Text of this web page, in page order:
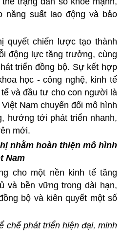
năng suất lao động và bảo
quyết chiến lược tạo thành
động lực tăng trưởng, cùng
triển đồng bộ. Sự kết hợp
học - công nghệ, kinh tế
và đầu tư cho con người là
Nam chuyển đổi mô hình
hướng tới phát triển nhanh,
mới.
nhằm hoàn thiện mô hình
Nam
cho một nền kinh tế tăng
và bền vững trong dài hạn,
bộ và kiên quyết một số
chế phát triển hiện đại, minh